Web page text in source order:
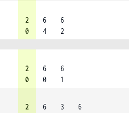
2
0
6
4
6
2
2
0
6
0
6
1
2
6
3
6